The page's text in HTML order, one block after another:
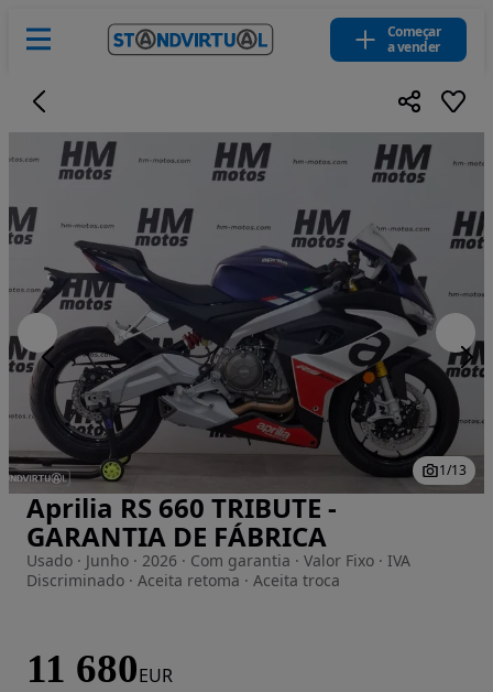
Começar
a vender
Imagem 1 de 13
1/13
Aprilia RS 660 TRIBUTE -
GARANTIA DE FÁBRICA
Usado · Junho · 2026 · Com garantia · Valor Fixo · IVA
Discriminado · Aceita retoma · Aceita troca
11 680EUR